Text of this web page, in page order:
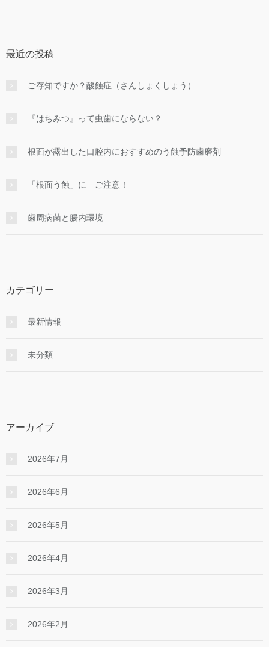
最近の投稿
ご存知ですか？酸蝕症（さんしょくしょう）
『はちみつ』って虫歯にならない？
根面が露出した口腔内におすすめのう蝕予防歯磨剤
「根面う蝕」に ご注意！
歯周病菌と腸内環境
カテゴリー
最新情報
未分類
アーカイブ
2026年7月
2026年6月
2026年5月
2026年4月
2026年3月
2026年2月